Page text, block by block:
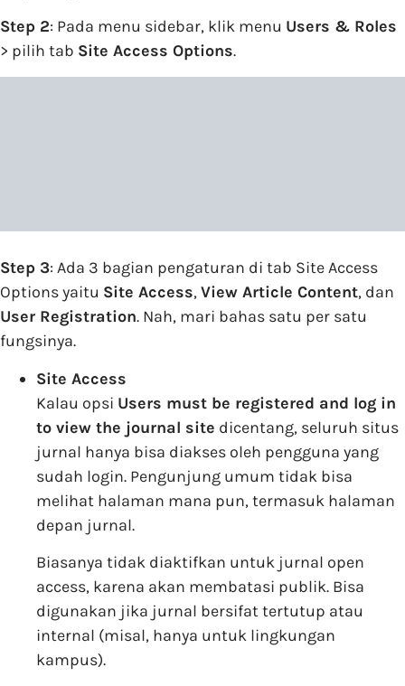
Step 2: Pada menu sidebar, klik menu Users & Roles
> pilih tab Site Access Options.
Step 3: Ada 3 bagian pengaturan di tab Site Access
Options yaitu Site Access,View Article Content, dan
User Registration. Nah, mari bahas satu per satu
fungsinya.
Site Access
Kalau opsi Users must be registered and log in
to view the journal site dicentang, seluruh situs
jurnal hanya bisa diakses oleh pengguna yang
sudah login. Pengunjung umum tidak bisa
melihat halaman mana pun, termasuk halaman
depan jurnal.
Biasanya tidak diaktifkan untuk jurnal open
access, karena akan membatasi publik. Bisa
digunakan jika jurnal bersifat tertutup atau
internal (misal, hanya untuk lingkungan
kampus).